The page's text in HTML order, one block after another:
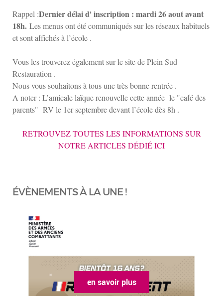
Rappel :Dernier délai d' inscription : mardi 26 aout avant
18h. Les menus ont été communiqués sur les réseaux habituels
et sont affichés à l’école .
Vous les trouverez également sur le site de Plein Sud
Restauration .
Nous vous souhaitons à tous une très bonne rentrée .
A noter : L’amicale laïque renouvelle cette année le "café des
parents" RV le 1er septembre devant l’école dès 8h .
RETROUVEZ TOUTES LES INFORMATIONS SUR
NOTRE ARTICLES DÉDIÉ ICI
ÉVÈNEMENTS À LA UNE !
en savoir plus